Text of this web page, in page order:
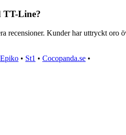
TT-Line?
Kunder har uttryckt oro
Epiko • St1 • Cocopanda.se •